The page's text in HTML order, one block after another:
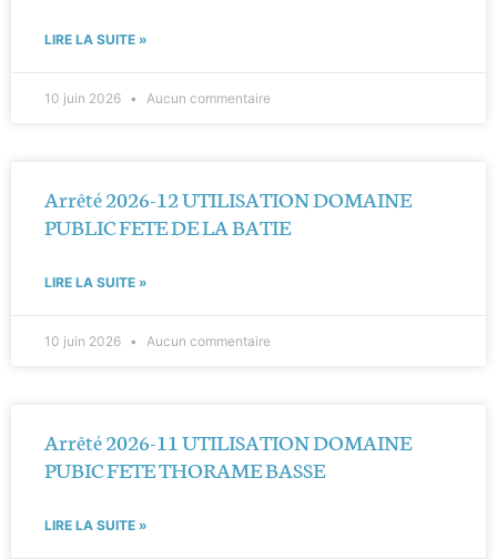
LIRE LA SUITE »
10 juin 2026 Aucun commentaire
Arrêté 2026-12 UTILISATION DOMAINE
PUBLIC FETE DE LA BATIE
LIRE LA SUITE »
10 juin 2026 Aucun commentaire
Arrêté 2026-11 UTILISATION DOMAINE
PUBIC FETE THORAME BASSE
LIRE LA SUITE »